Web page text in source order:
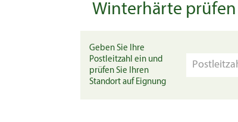
Winterhärte prüfen
Geben Sie Ihre
Postleitzahl ein und
prüfen Sie Ihren
Standort auf Eignung